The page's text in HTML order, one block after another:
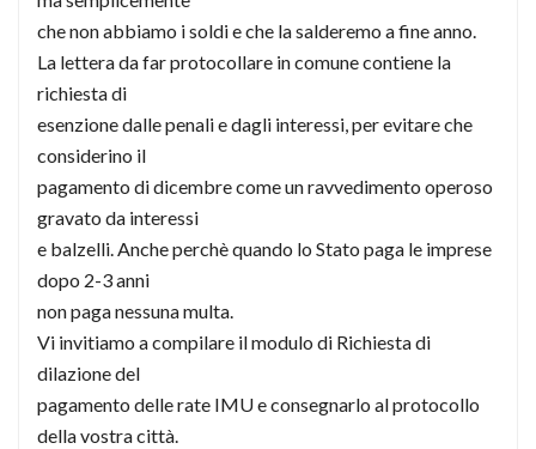
che non abbiamo i soldi e che la salderemo a fine anno.
La lettera da far protocollare in comune contiene la
richiesta di
esenzione dalle penali e dagli interessi, per evitare che
considerino il
pagamento di dicembre come un ravvedimento operoso
gravato da interessi
e balzelli. Anche perchè quando lo Stato paga le imprese
dopo 2-3 anni
non paga nessuna multa.
Vi invitiamo a compilare il modulo di Richiesta di
dilazione del
pagamento delle rate IMU e consegnarlo al protocollo
della vostra città.